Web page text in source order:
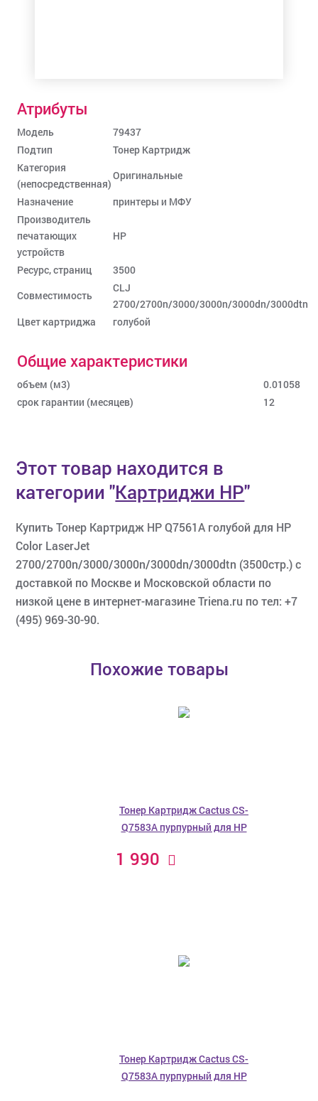
Атрибуты
Модель
79437
Подтип
Тонер Картридж
Категория
(непосредственная)
Оригинальные
Назначение
принтеры и МФУ
Производитель
печатающих
устройств
HP
Ресурс, страниц
3500
Совместимость
CLJ
2700/2700n/3000/3000n/3000dn/3000dtn
Цвет картриджа
голубой
Общие характеристики
объем (м3)
0.01058
срок гарантии (месяцев)
12
Этот товар находится в
категории"Картриджи HP"
Купить Тонер Картридж HP Q7561A голубой для HP
Color LaserJet
2700/2700n/3000/3000n/3000dn/3000dtn (3500стр.) с
доставкой по Москве и Московской области по
низкой цене в интернет-магазине Triena.ru по тел: +7
(495) 969-30-90.
Похожие товары
Тонер Картридж Cactus CS-
Q7583A пурпурный для HP
1 990
Тонер Картридж Cactus CS-
Q7583A пурпурный для HP